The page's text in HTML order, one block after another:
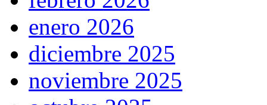
enero 2026
diciembre 2025
noviembre 2025